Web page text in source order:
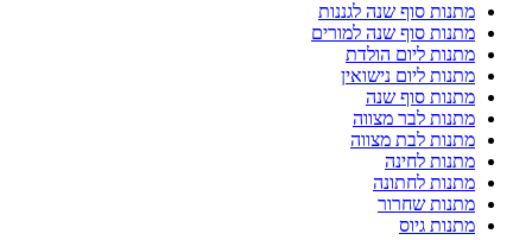
מתנות סוף שנה לגננות
מתנות סוף שנה למורים
מתנות ליום הולדת
מתנות ליום נישואין
מתנות סוף שנה
מתנות לבר מצווה
מתנות לבת מצווה
מתנות לחינה
מתנות לחתונה
מתנות שחרור
מתנות גיוס